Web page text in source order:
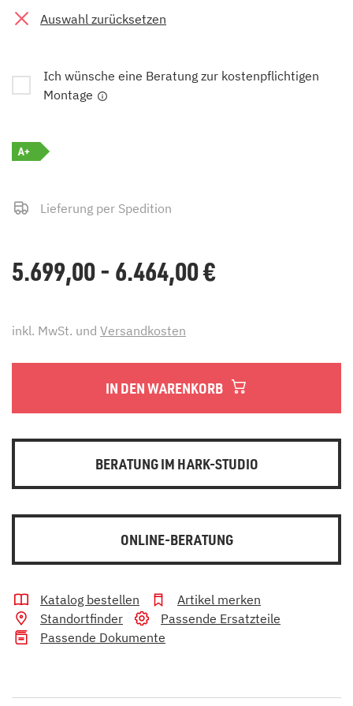
Auswahl zurücksetzen
Ich wünsche eine Beratung zur kostenpflichtigen
Montage
A+
Lieferung per Spedition
5.699,00 - 6.464,00€
inkl. MwSt. und Versandkosten
IN DEN WARENKORB
BERATUNG IM HARK-STUDIO
ONLINE-BERATUNG
Katalog bestellen
Artikel merken
Standortfinder
Passende Ersatzteile
Passende Dokumente